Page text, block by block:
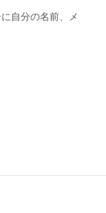
自分の名前、メ